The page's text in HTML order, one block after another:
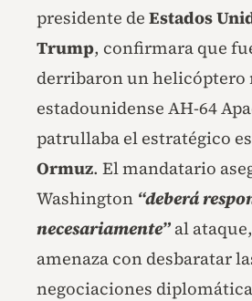
presidente de Estados
Trump, confirmara que
derribaron un
estadounidense AH-64
patrullaba el estratégico
Ormuz. El mandatario
Washington “deberá
necesariamente” al
amenaza con desbaratar
negociaciones